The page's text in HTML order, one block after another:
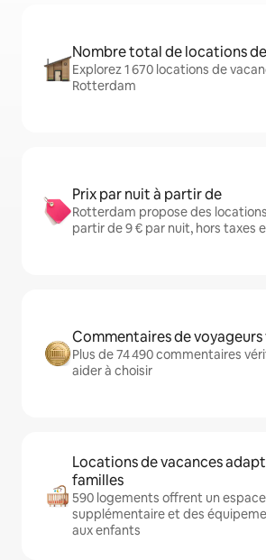
Nombre total de locations
Explorez 1 670 locations de
Rotterdam
Prix par nuit à partir de
Rotterdam propose des
partir de 9 € par nuit, hors taxes
Commentaires de voyageurs
Plus de 74 490 commentaires
aider à choisir
Locations de vacances
familles
590 logements offrent un espace
supplémentaire et des
aux enfants